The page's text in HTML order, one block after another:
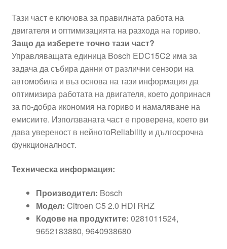
Тази част е ключова за правилната работа на
двигателя и оптимизацията на разхода на гориво.
Защо да изберете точно тази част?
Управляващата единица Bosch EDC15C2 има за
задача да събира данни от различни сензори на
автомобила и въз основа на тази информация да
оптимизира работата на двигателя, което допринася
за по-добра икономия на гориво и намаляване на
емисиите. Използваната част е проверена, което ви
дава увереност в нейнотоReliability и дългосрочна
функционалност.
Техническа информация:
Производител: Bosch
Модел: Citroen C5 2.0 HDI RHZ
Кодове на продуктите: 0281011524,
9652183880, 9640938680